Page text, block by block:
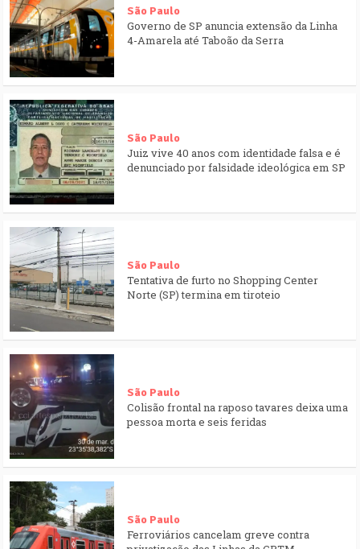
São Paulo
Governo de SP anuncia extensão da Linha
4-Amarela até Taboão da Serra
São Paulo
Juiz vive 40 anos com identidade falsa e é
denunciado por falsidade ideológica em SP
São Paulo
Tentativa de furto no Shopping Center
Norte (SP) termina em tiroteio
São Paulo
Colisão frontal na raposo tavares deixa uma
pessoa morta e seis feridas
São Paulo
Ferroviários cancelam greve contra